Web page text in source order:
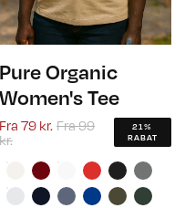
Pure Organic
Women's Tee
Fra 79 kr. Fra99
kr.
21%
RABAT